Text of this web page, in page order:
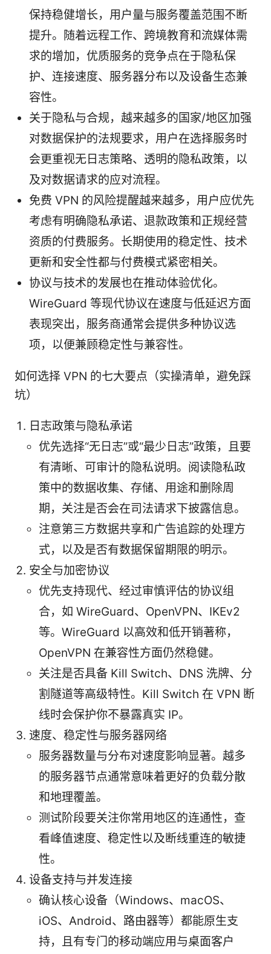
保持稳健增长，用户量与服务覆盖范围不断
提升。随着远程工作、跨境教育和流媒体需
求的增加，优质服务的竞争点在于隐私保
护、连接速度、服务器分布以及设备生态兼
容性。
关于隐私与合规，越来越多的国家/地区加强
对数据保护的法规要求，用户在选择服务时
会更重视无日志策略、透明的隐私政策，以
及对数据请求的应对流程。
免费 VPN 的风险提醒越来越多，用户应优先
考虑有明确隐私承诺、退款政策和正规经营
资质的付费服务。长期使用的稳定性、技术
更新和安全性都与付费模式紧密相关。
协议与技术的发展也在推动体验优化。
WireGuard 等现代协议在速度与低延迟方面
表现突出，服务商通常会提供多种协议选
项，以便兼顾稳定性与兼容性。
如何选择 VPN 的七大要点（实操清单，避免踩
坑）
日志政策与隐私承诺
优先选择“无日志”或“最少日志”政策，且要
有清晰、可审计的隐私说明。阅读隐私政
策中的数据收集、存储、用途和删除周
期，关注是否会在司法请求下披露信息。
注意第三方数据共享和广告追踪的处理方
式，以及是否有数据保留期限的明示。
安全与加密协议
优先支持现代、经过审慎评估的协议组
合，如 WireGuard、OpenVPN、IKEv2
等。WireGuard 以高效和低开销著称，
OpenVPN 在兼容性方面仍然稳健。
关注是否具备 Kill Switch、DNS 洗牌、分
割隧道等高级特性。Kill Switch 在 VPN 断
线时会保护你不暴露真实 IP。
速度、稳定性与服务器网络
服务器数量与分布对速度影响显著。越多
的服务器节点通常意味着更好的负载分散
和地理覆盖。
测试阶段要关注你常用地区的连通性，查
看峰值速度、稳定性以及断线重连的敏捷
性。
设备支持与并发连接
确认核心设备（Windows、macOS、
iOS、Android、路由器等）都能原生支
持，且有专门的移动端应用与桌面客户